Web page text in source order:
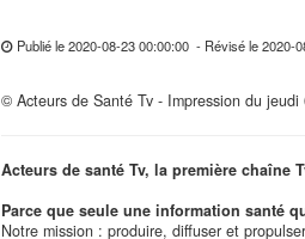
Publié le 2020-08-23 00:00:00 - Révisé le 2020-
© Acteurs de Santé Tv - Impression du
Acteurs de santé Tv, la première chaîne
Parce que seule une information santé
Notre mission : produire, diffuser et